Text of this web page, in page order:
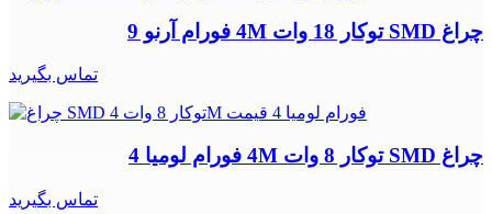
چراغ SMD توکار 18 وات 4M فورام آرنو 9
تماس بگیرید
چراغ SMD توکار 8 وات 4M فورام لومیا 4
تماس بگیرید